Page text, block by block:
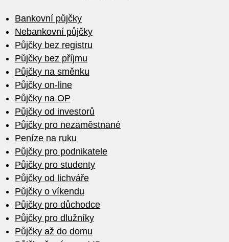
Bankovní půjčky
Nebankovní půjčky
Půjčky bez registru
Půjčky bez příjmu
Půjčky na směnku
Půjčky on-line
Půjčky na OP
Půjčky od investorů
Půjčky pro nezaměstnané
Peníze na ruku
Půjčky pro podnikatele
Půjčky pro studenty
Půjčky od lichváře
Půjčky o víkendu
Půjčky pro důchodce
Půjčky pro dlužníky
Půjčky až do domu